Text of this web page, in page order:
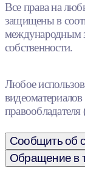
Все права на
защищены в
международным
собственности.
Любое
Сообщить об
Обращение в